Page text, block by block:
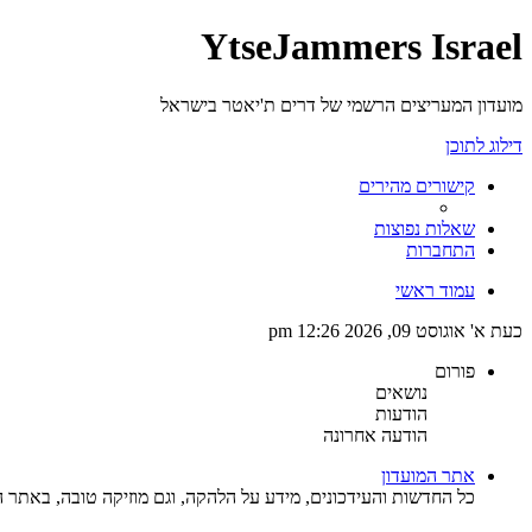
YtseJammers Israel
מועדון המעריצים הרשמי של דרים ת'יאטר בישראל
דילוג לתוכן
קישורים מהירים
שאלות נפוצות
התחברות
עמוד ראשי
כעת א' אוגוסט 09, 2026 12:26 pm
פורום
נושאים
הודעות
הודעה אחרונה
אתר המועדון
כל החדשות והעידכונים, מידע על הלהקה, וגם מוזיקה טובה, באתר